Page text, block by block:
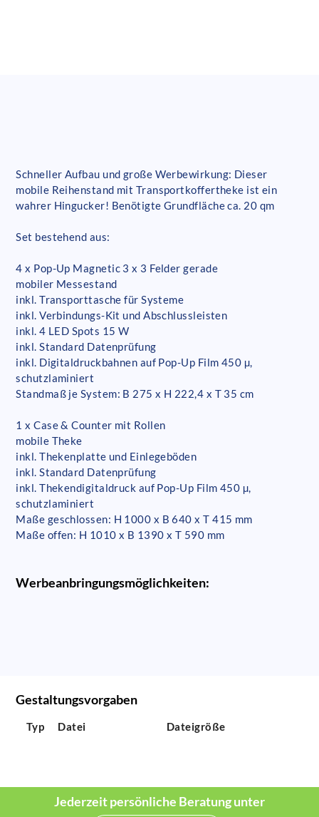
Schneller Aufbau und große Werbewirkung: Dieser
mobile Reihenstand mit Transportkoffertheke ist ein
wahrer Hingucker! Benötigte Grundfläche ca. 20 qm
Set bestehend aus:
4 x Pop-Up Magnetic 3 x 3 Felder gerade
mobiler Messestand
inkl. Transporttasche für Systeme
inkl. Verbindungs-Kit und Abschlussleisten
inkl. 4 LED Spots 15 W
inkl. Standard Datenprüfung
inkl. Digitaldruckbahnen auf Pop-Up Film 450 µ,
schutzlaminiert
Standmaß je System: B 275 x H 222,4 x T 35 cm
1 x Case & Counter mit Rollen
mobile Theke
inkl. Thekenplatte und Einlegeböden
inkl. Standard Datenprüfung
inkl. Thekendigitaldruck auf Pop-Up Film 450 µ,
schutzlaminiert
Maße geschlossen: H 1000 x B 640 x T 415 mm
Maße offen: H 1010 x B 1390 x T 590 mm
Werbeanbringungsmöglichkeiten:
Gestaltungsvorgaben
Typ Datei Dateigröße
Jederzeit persönliche Beratung unter